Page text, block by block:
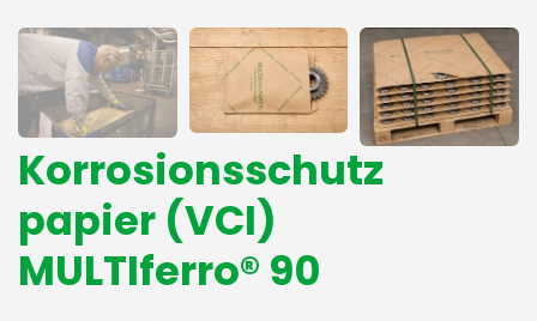
Korrosionsschutz
papier (VCI)
MULTIferro® 90